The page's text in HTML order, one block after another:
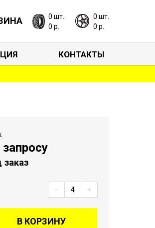
0 шт.
0 р.
0 шт.
0 р.
КОНТАКТЫ
заказ
- +
В КОРЗИНУ